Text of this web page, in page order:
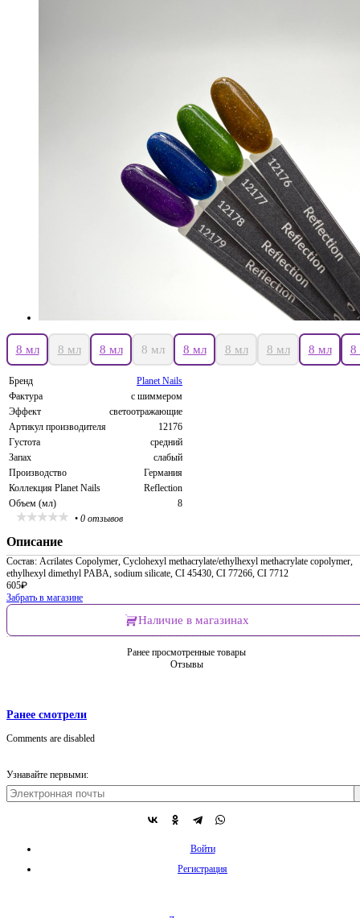
8 мл 8 мл 8 мл 8 мл 8 мл 8 мл 8 мл 8 мл 8
Бренд
Planet Nails
Фактура
с шиммером
Эффект
светоотражающие
Артикул производителя
12176
Густота
средний
Запах
слабый
Производство
Германия
Коллекция Planet Nails
Reflection
Объем (мл)
8
• 0 отзывов
Описание
Состав: Acrilates Copolymer, Cyclohexyl methacrylate/ethylhexyl methacrylate copolymer,
ethylhexyl dimethyl PABA, sodium silicate, CI 45430, CI 77266, CI 7712
605₽
Забрать в магазине
Наличие в магазинах
Ранее просмотренные товары
Отзывы
Ранее смотрели
Comments are disabled
Узнавайте первыми:
Войти
Регистрация